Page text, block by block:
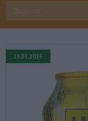
28.01.2026